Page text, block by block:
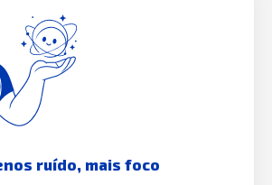
ruído, mais foco